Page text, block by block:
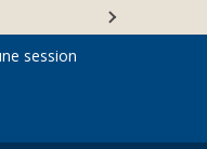
session